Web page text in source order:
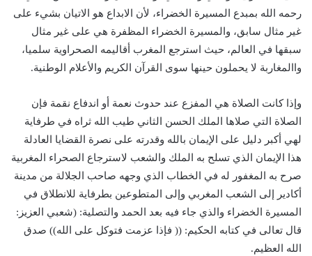
رحمه الله بمبدع المسيرة الخضراء، لأن الابداع هو الاتيان بشيء على
غير مثال سابق، والمسيرة الخضراء المظفرة هي على غير مثال
سبقها في العالم، حيث استرجع المغرب أقاليمه الصحراوية سلميا،
واالمغاربة لا يحملون حينها سوى القرآن الكريم والأعلام الوطنية.
وإذا كانت الصلاة هي المفزع عند حدوث نعمة أو اندفاع نقمة فإن
الصلاة التي صلاها الملك الحسن الثاني طيب الله ثراه في طرفاية
لهي أكبر دليل على الإيمان بالله وقدرته على نصرة القضايا العادلة
هذا الإيمان الذي تسلح به الملك والشعب لاسترجاع الصحراء المغربية
صرح به المغفور له في الخطاب الذي وجهه صاحب الجلالة من مدينة
أكادير إلى الشعب المغربي وإلى المتطوعين بطرفاية للانطلاق في
المسيرة الخضراء والذي جاء فيه بعد الحمد والتصلية: (شعبي العزيز:
قال تعالى في كتابه الحكيم: (( فإذا عزمت فتوكل على الله)) صدق
الله العظيم.